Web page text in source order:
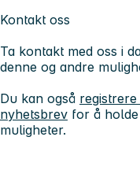
Kontakt oss
Ta kontakt med oss i
denne og andre
Du kan også registrere
nyhetsbrev for å
muligheter.